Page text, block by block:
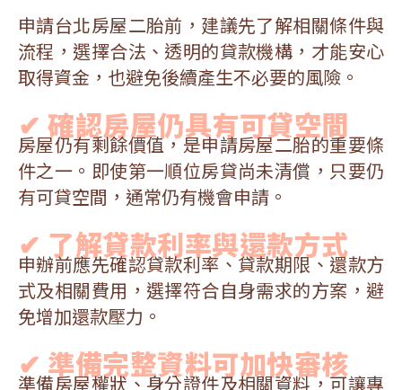
申請台北房屋二胎前，建議先了解相關條件與
流程，選擇合法、透明的貸款機構，才能安心
取得資金，也避免後續產生不必要的風險。
✔ 確認房屋仍具有可貸空間
房屋仍有剩餘價值，是申請房屋二胎的重要條
件之一。即使第一順位房貸尚未清償，只要仍
有可貸空間，通常仍有機會申請。
✔ 了解貸款利率與還款方式
申辦前應先確認貸款利率、貸款期限、還款方
式及相關費用，選擇符合自身需求的方案，避
免增加還款壓力。
✔ 準備完整資料可加快審核
準備房屋權狀、身分證件及相關資料，可讓專